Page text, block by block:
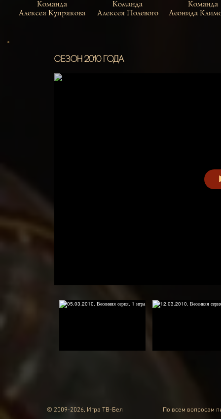
Команда
Алексея Купрякова
Команда
Алексея Полевого
Команда
Леонида
Сезон 2010 года
© 2009-2026, Игра ТВ-Бел По всем вопросам